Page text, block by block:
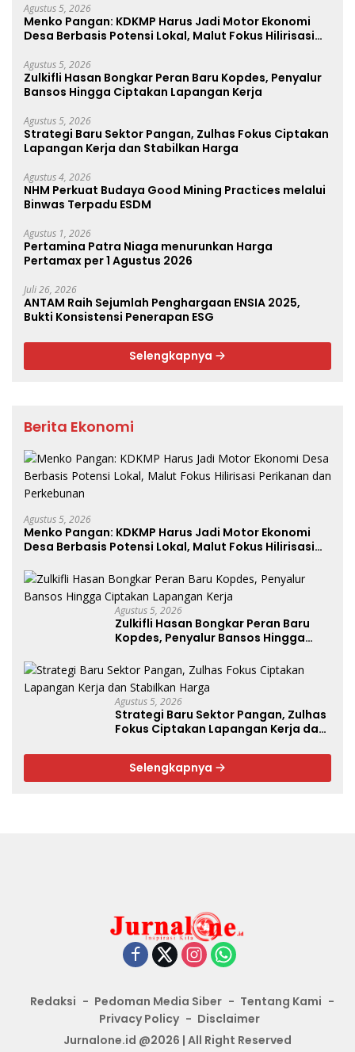
Agustus 5, 2026
Menko Pangan: KDKMP Harus Jadi Motor Ekonomi
Desa Berbasis Potensi Lokal, Malut Fokus Hilirisasi
Agustus 5, 2026
Zulkifli Hasan Bongkar Peran Baru Kopdes, Penyalur
Bansos Hingga Ciptakan Lapangan Kerja
Agustus 5, 2026
Strategi Baru Sektor Pangan, Zulhas Fokus Ciptakan
Lapangan Kerja dan Stabilkan Harga
Agustus 4, 2026
NHM Perkuat Budaya Good Mining Practices melalui
Binwas Terpadu ESDM
Agustus 1, 2026
Pertamina Patra Niaga menurunkan Harga
Pertamax per 1 Agustus 2026
Juli 26, 2026
ANTAM Raih Sejumlah Penghargaan ENSIA 2025,
Bukti Konsistensi Penerapan ESG
Selengkapnya
Berita Ekonomi
Agustus 5, 2026
Menko Pangan: KDKMP Harus Jadi Motor Ekonomi
Desa Berbasis Potensi Lokal, Malut Fokus Hilirisasi
Agustus 5, 2026
Zulkifli Hasan Bongkar Peran Baru
Kopdes, Penyalur Bansos Hingga
Agustus 5, 2026
Strategi Baru Sektor Pangan, Zulhas
Fokus Ciptakan Lapangan Kerja dan
Selengkapnya
Redaksi Pedoman Media Siber
Tentang Kami
Privacy Policy
Disclaimer
Jurnalone.id @2026 | All Right Reserved